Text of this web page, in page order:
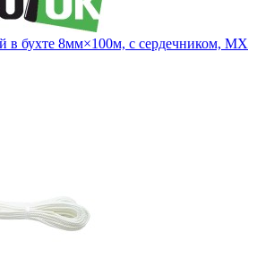
бухте 8мм×100м, с сердечником, MX